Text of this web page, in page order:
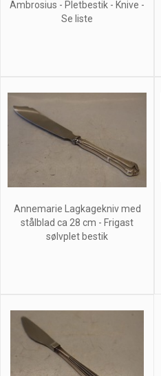
Ambrosius - Pletbestik - Knive -
Se liste
Annemarie Lagkagekniv med
stålblad ca 28 cm - Frigast
sølvplet bestik